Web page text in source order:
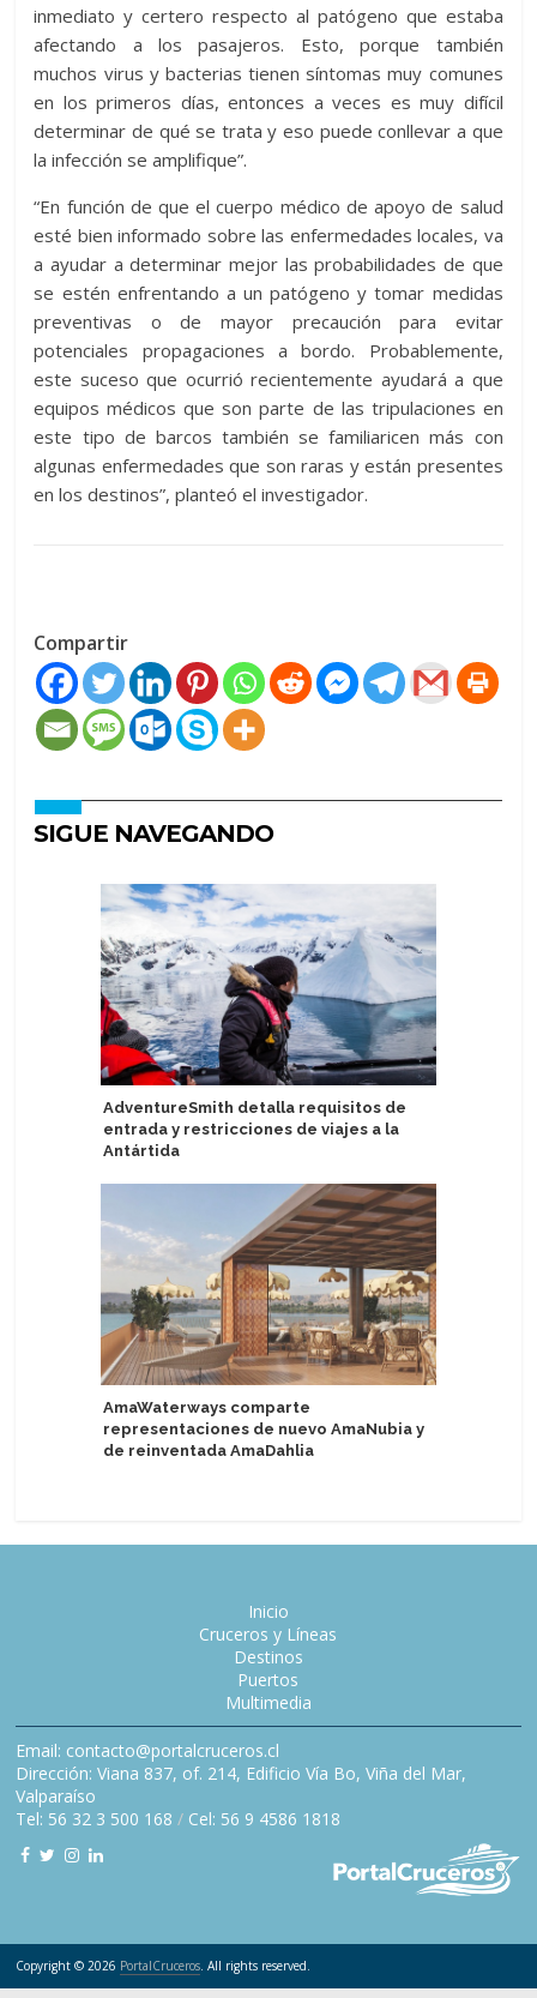
inmediato y certero respecto al patógeno que estaba
afectando a los pasajeros. Esto, porque también
muchos virus y bacterias tienen síntomas muy comunes
en los primeros días, entonces a veces es muy difícil
determinar de qué se trata y eso puede conllevar a que
la infección se amplifique”.
“En función de que el cuerpo médico de apoyo de salud
esté bien informado sobre las enfermedades locales, va
a ayudar a determinar mejor las probabilidades de que
se estén enfrentando a un patógeno y tomar medidas
preventivas o de mayor precaución para evitar
potenciales propagaciones a bordo. Probablemente,
este suceso que ocurrió recientemente ayudará a que
equipos médicos que son parte de las tripulaciones en
este tipo de barcos también se familiaricen más con
algunas enfermedades que son raras y están presentes
en los destinos”, planteó el investigador.
Compartir
SIGUE NAVEGANDO
AdventureSmith detalla requisitos de
entrada y restricciones de viajes a la
Antártida
AmaWaterways comparte
representaciones de nuevo AmaNubia y
de reinventada AmaDahlia
Inicio
Cruceros y Líneas
Destinos
Puertos
Multimedia
Email: contacto@portalcruceros.cl
Dirección: Viana 837, of. 214, Edificio Vía Bo, Viña del Mar,
Valparaíso
Tel: 56 32 3 500 168 / Cel: 56 9 4586 1818
Copyright © 2026 PortalCruceros. All rights reserved.